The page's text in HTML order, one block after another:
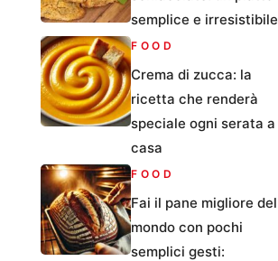
semplice e irresistibile
FOOD
Crema di zucca: la
ricetta che renderà
speciale ogni serata a
casa
FOOD
Fai il pane migliore del
mondo con pochi
semplici gesti: